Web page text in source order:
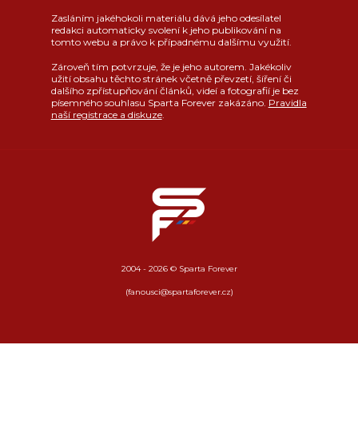
Zasláním jakéhokoli materiálu dává jeho odesílatel
redakci automaticky svolení k jeho publikování na
tomto webu a právo k případnému dalšímu využití.
Zároveň tím potvrzuje, že je jeho autorem. Jakékoliv
užití obsahu těchto stránek včetně převzetí, šíření či
dalšího zpřístupňování článků, videí a fotografií je bez
písemného souhlasu Sparta Forever zakázáno. Pravidla
naší registrace a diskuze.
2004 - 2026 © Sparta Forever
(fanousci@spartaforever.cz)